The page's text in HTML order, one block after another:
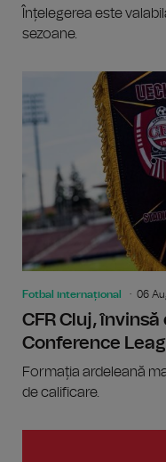
Înțelegerea este
sezoane.
Fotbal internațional 06
CFR Cluj,
Conference
Formația ardeleană
de calificare.